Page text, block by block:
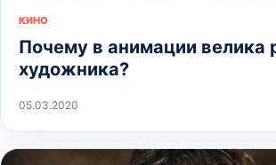
КИНО
Почему в анимации велика
художника?
05.03.2020